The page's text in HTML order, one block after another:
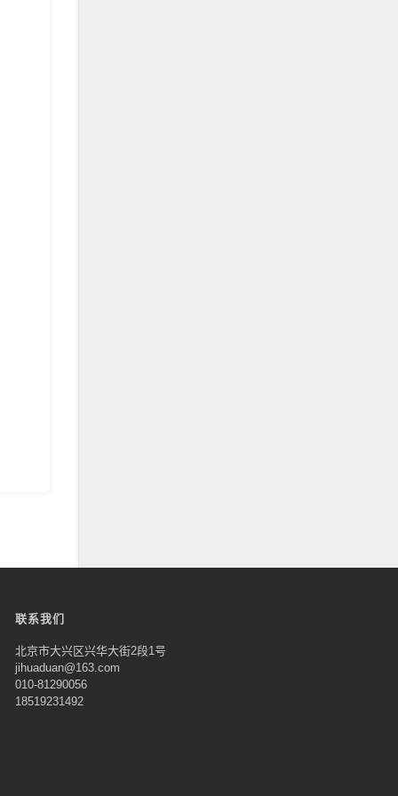
联系我们
北京市大兴区兴华大街2段1号
jihuaduan@163.com
010-81290056
18519231492